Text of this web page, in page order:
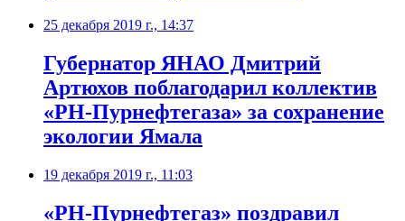
25 декабря 2019 г., 14:37
Губернатор ЯНАО Дмитрий
Артюхов поблагодарил коллектив
«РН-Пурнефтегаза» за сохранение
экологии Ямала
19 декабря 2019 г., 11:03
«РН-Пурнефтегаз» поздравил